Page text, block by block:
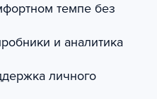
темпе без
и аналитика
личного